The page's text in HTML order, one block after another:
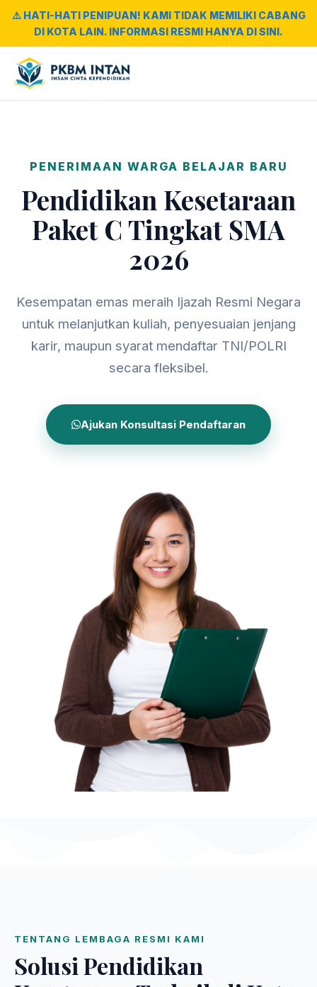
⚠️ HATI-HATI PENIPUAN! KAMI TIDAK MEMILIKI CABANG
DI KOTA LAIN. INFORMASI RESMI HANYA DI SINI.
PENERIMAAN WARGA BELAJAR BARU
Pendidikan Kesetaraan
Paket C Tingkat SMA
2026
Kesempatan emas meraih Ijazah Resmi Negara
untuk melanjutkan kuliah, penyesuaian jenjang
karir, maupun syarat mendaftar TNI/POLRI
secara fleksibel.
Ajukan Konsultasi Pendaftaran
TENTANG LEMBAGA RESMI KAMI
Solusi Pendidikan